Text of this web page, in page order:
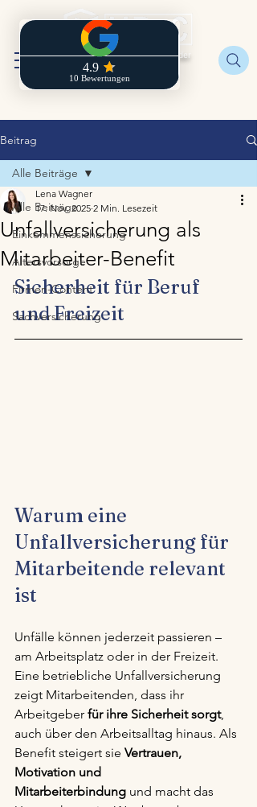
Regionaldirektion der
Beitrag
Alle Beiträge
Einkommenssicherung
Altersvorsorge
Firmen-Content
Sachversicherung
Alle Beiträge
Unfallversicherung als
Mitarbeiter-Benefit
Lena Wagner
17. Nov. 2025 2 Min. Lesezeit
Sicherheit für Beruf
und Freizeit
Warum eine
Unfallversicherung für
Mitarbeitende relevant
ist
Unfälle können jederzeit passieren –
am Arbeitsplatz oder in der Freizeit.
Eine betriebliche Unfallversicherung
zeigt Mitarbeitenden, dass ihr
Arbeitgeber für ihre Sicherheit sorgt,
auch über den Arbeitsalltag hinaus. Als
Benefit steigert sie Vertrauen,
Motivation und
Mitarbeiterbindung und macht das